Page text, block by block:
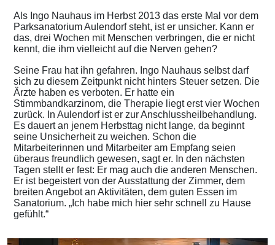
Als Ingo Nauhaus im Herbst 2013 das erste Mal vor dem
Parksanatorium Aulendorf steht, ist er unsicher. Kann er
das, drei Wochen mit Menschen verbringen, die er nicht
kennt, die ihm vielleicht auf die Nerven gehen?
Seine Frau hat ihn gefahren. Ingo Nauhaus selbst darf
sich zu diesem Zeitpunkt nicht hinters Steuer setzen. Die
Ärzte haben es verboten. Er hatte ein
Stimmbandkarzinom, die Therapie liegt erst vier Wochen
zurück. In Aulendorf ist er zur Anschlussheilbehandlung.
Es dauert an jenem Herbsttag nicht lange, da beginnt
seine Unsicherheit zu weichen. Schon die
Mitarbeiterinnen und Mitarbeiter am Empfang seien
überaus freundlich gewesen, sagt er. In den nächsten
Tagen stellt er fest: Er mag auch die anderen Menschen.
Er ist begeistert von der Ausstattung der Zimmer, dem
breiten Angebot an Aktivitäten, dem guten Essen im
Sanatorium. „Ich habe mich hier sehr schnell zu Hause
gefühlt.“